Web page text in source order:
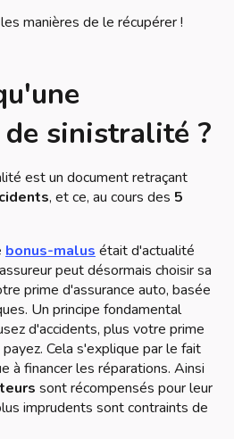
manières de le récupérer !
sinistralité ?
est un document retraçant
, et ce, au cours des 5
bonus-malus était d'actualité
peut désormais choisir sa
prime d'assurance auto, basée
Un principe fondamental
d'accidents, plus votre prime
Cela s'explique par le fait
à financer les réparations. Ainsi
sont récompensés pour leur
imprudents sont contraints de